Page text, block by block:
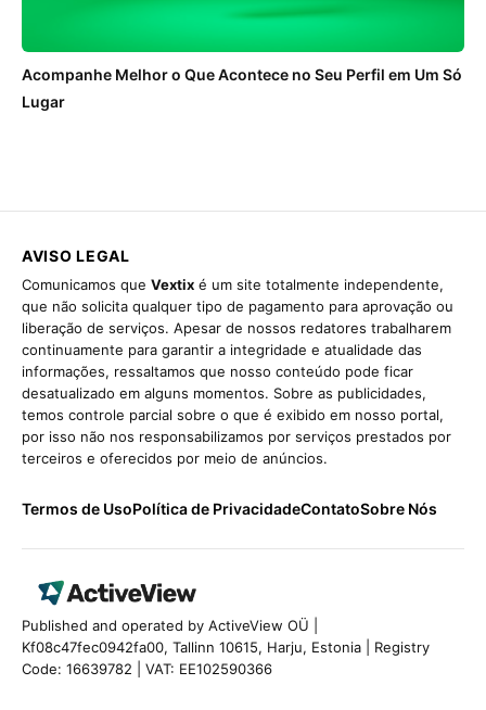
Acompanhe Melhor o Que Acontece no Seu Perfil em Um Só
Lugar
AVISO LEGAL
Comunicamos que Vextix é um site totalmente independente,
que não solicita qualquer tipo de pagamento para aprovação ou
liberação de serviços. Apesar de nossos redatores trabalharem
continuamente para garantir a integridade e atualidade das
informações, ressaltamos que nosso conteúdo pode ficar
desatualizado em alguns momentos. Sobre as publicidades,
temos controle parcial sobre o que é exibido em nosso portal,
por isso não nos responsabilizamos por serviços prestados por
terceiros e oferecidos por meio de anúncios.
Termos de UsoPolítica de PrivacidadeContatoSobre Nós
Published and operated by ActiveView OÜ |
Kf08c47fec0942fa00, Tallinn 10615, Harju, Estonia | Registry
Code: 16639782 | VAT: EE102590366